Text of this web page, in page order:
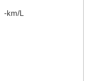
-km/L